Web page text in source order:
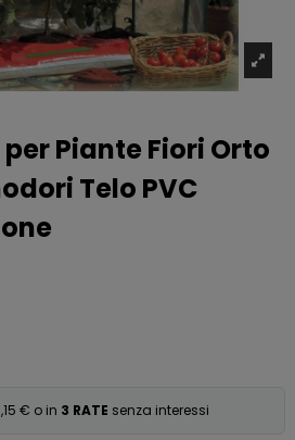
Piante Fiori Orto
Telo PVC
€ o in 3 RATE senza interessi